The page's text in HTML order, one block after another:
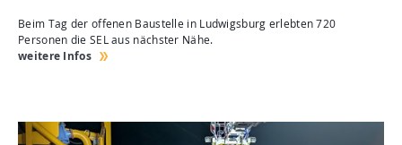
Beim Tag der offenen Baustelle in Ludwigsburg erlebten 720
Personen die SEL aus nächster Nähe.
weitere Infos